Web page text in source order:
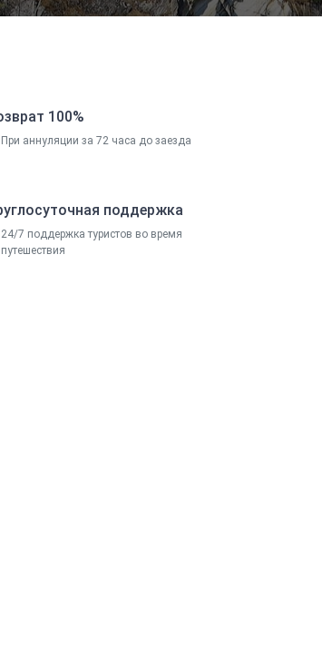
100%
При аннуляции за 72 часа до заезда
поддержка
24/7 поддержка туристов во время
путешествия